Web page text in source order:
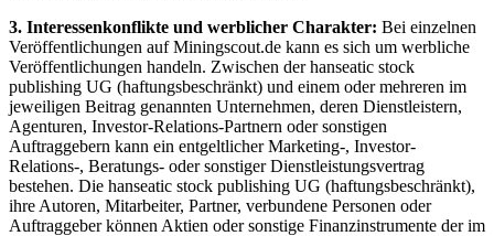
3. Interessenkonflikte und werblicher Charakter: Bei einzelnen
Veröffentlichungen auf Miningscout.de kann es sich um werbliche
Veröffentlichungen handeln. Zwischen der hanseatic stock
publishing UG (haftungsbeschränkt) und einem oder mehreren im
jeweiligen Beitrag genannten Unternehmen, deren Dienstleistern,
Agenturen, Investor-Relations-Partnern oder sonstigen
Auftraggebern kann ein entgeltlicher Marketing-, Investor-
Relations-, Beratungs- oder sonstiger Dienstleistungsvertrag
bestehen. Die hanseatic stock publishing UG (haftungsbeschränkt),
ihre Autoren, Mitarbeiter, Partner, verbundene Personen oder
Auftraggeber können Aktien oder sonstige Finanzinstrumente der im